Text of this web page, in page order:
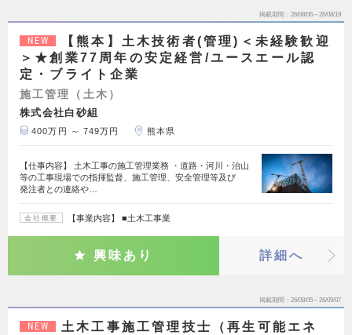
掲載期間 26/08/06～26/08/19
NEW
【熊本】土木技術者(管理)＜未経験歓迎
＞★創業77周年の安定経営/ユースエール認
定・ブライト企業
施工管理（土木）
株式会社白砂組
400万円 ～ 749万円 熊本県
【仕事内容】 土木工事の施工管理業務 ・道路・河川・治山
等の工事現場での指揮監督、施工管理、安全管理等及び
発注者との連絡や…
会社概要 【事業内容】 ■土木工事業
興味あり 詳細へ
掲載期間 26/08/05～26/09/07
NEW
土木工事施工管理技士（再生可能エネ